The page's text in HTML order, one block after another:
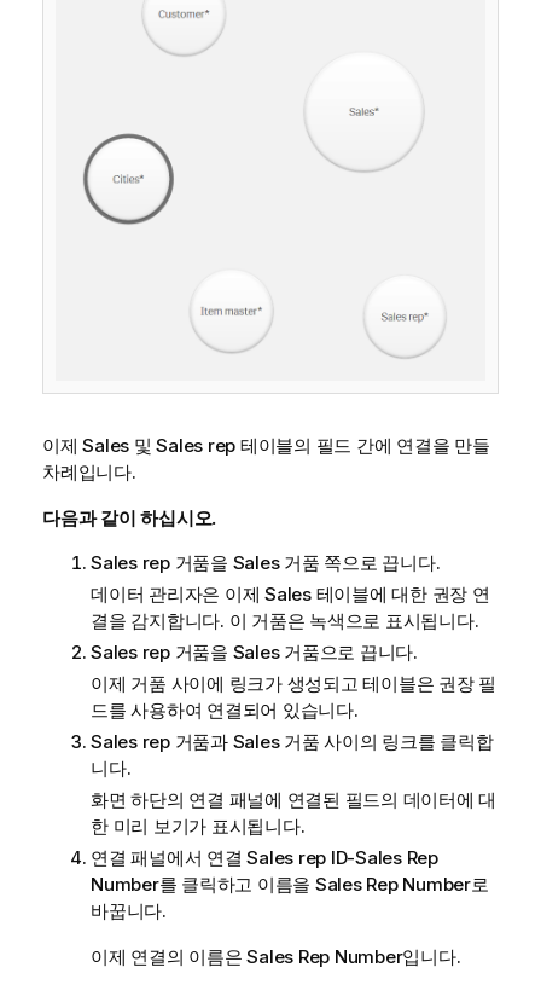
이제Sales 및Sales rep 테이블의 필드 간에 연결을 만들
차례입니다.
다음과 같이 하십시오.
Sales rep거품을 Sales거품 쪽으로 끕니다.
데이터 관리자은 이제 Sales테이블에 대한 권장 연
결을 감지합니다. 이 거품은 녹색으로 표시됩니다.
Sales rep거품을 Sales거품으로 끕니다.
이제 거품 사이에 링크가 생성되고 테이블은 권장 필
드를 사용하여 연결되어 있습니다.
Sales rep거품과 Sales거품 사이의 링크를 클릭합
니다.
화면 하단의 연결 패널에 연결된 필드의 데이터에 대
한 미리 보기가 표시됩니다.
연결 패널에서 연결Sales rep ID-Sales Rep
Number를 클릭하고 이름을 Sales Rep Number로
바꿉니다.
이제 연결의 이름은Sales Rep Number입니다.